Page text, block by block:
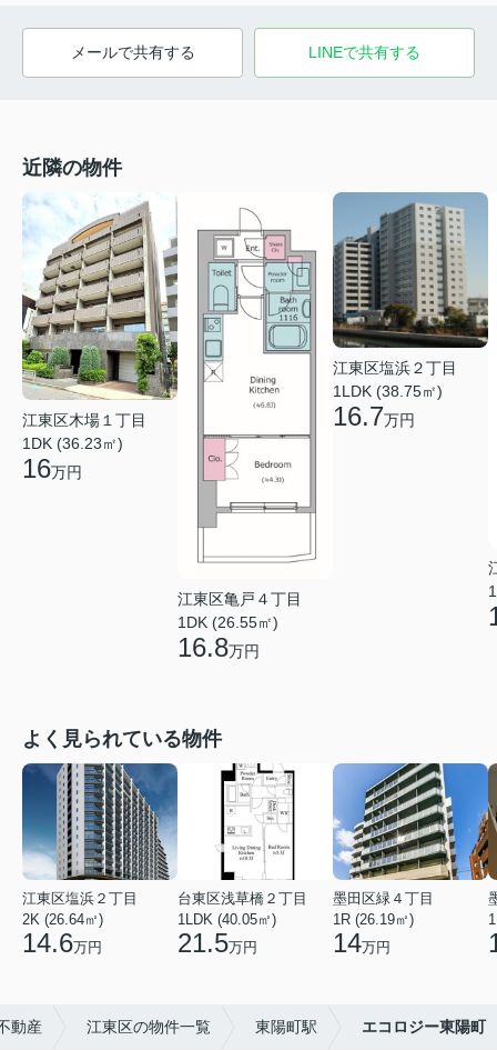
メールで共有する LINEで共有する
近隣の物件
江東区木場１丁目
1DK (36.23㎡)
16万円
江東区亀戸４丁目
1DK (26.55㎡)
16.8万円
江東区塩浜２丁目
1LDK (38.75㎡)
16.7万円
よく見られている物件
江東区塩浜２丁目
2K (26.64㎡)
14.6万円
台東区浅草橋２丁目
1LDK (40.05㎡)
21.5万円
墨田区緑４丁目
1R (26.19㎡)
14万円
動産 江東区の物件一覧 東陽町駅 エコロジー東陽町